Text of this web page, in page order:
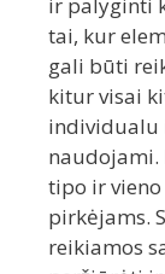
ir palyginti
tai, kur
gali būti
kitur visai
individualu
naudojami.
tipo ir
pirkėjams.
reikiamos